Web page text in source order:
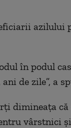
azilului
în podul
de zile”, a
dimineața că
vârstnici